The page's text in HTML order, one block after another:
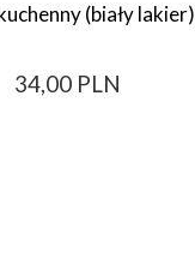
(biały lakier)
34,00 PLN